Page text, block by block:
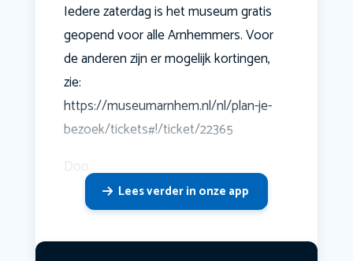
Iedere zaterdag is het museum gratis
geopend voor alle Arnhemmers. Voor
de anderen zijn er mogelijk kortingen,
zie:
https://museumarnhem.nl/nl/plan-je-
bezoek/tickets#!/ticket/22365
Doo
Lees verder in onze app